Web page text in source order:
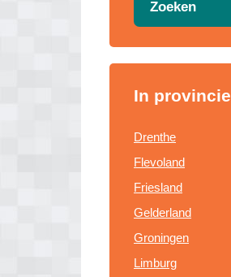
Zoeken
In provincie
Drenthe
Flevoland
Friesland
Gelderland
Groningen
Limburg